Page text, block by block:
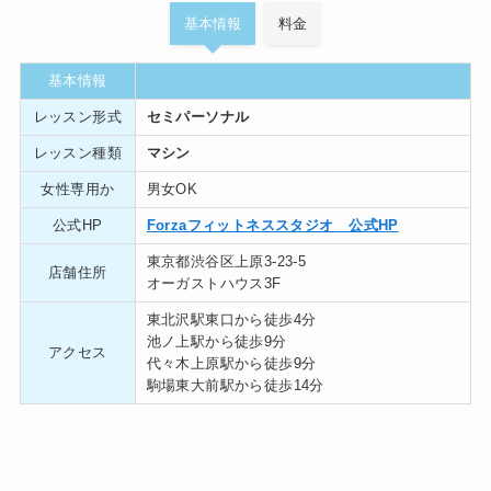
基本情報 料金
基本情報
レッスン形式 セミパーソナル
レッスン種類 マシン
女性専用か 男女OK
公式HP Forzaフィットネススタジオ 公式HP
店舗住所
東京都渋谷区上原3-23-5
オーガストハウス3F
アクセス
東北沢駅東口から徒歩4分
池ノ上駅から徒歩9分
代々木上原駅から徒歩9分
駒場東大前駅から徒歩14分